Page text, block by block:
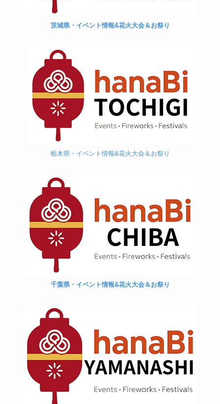
茨城県・イベント情報&花火大会＆お祭り
栃木県・イベント情報&花火大会＆お祭り
千葉県・イベント情報&花火大会＆お祭り